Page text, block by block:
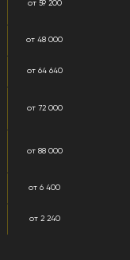
от 59 200
от 48 000
от 64 640
от 72 000
от 88 000
от 6 400
от 2 240